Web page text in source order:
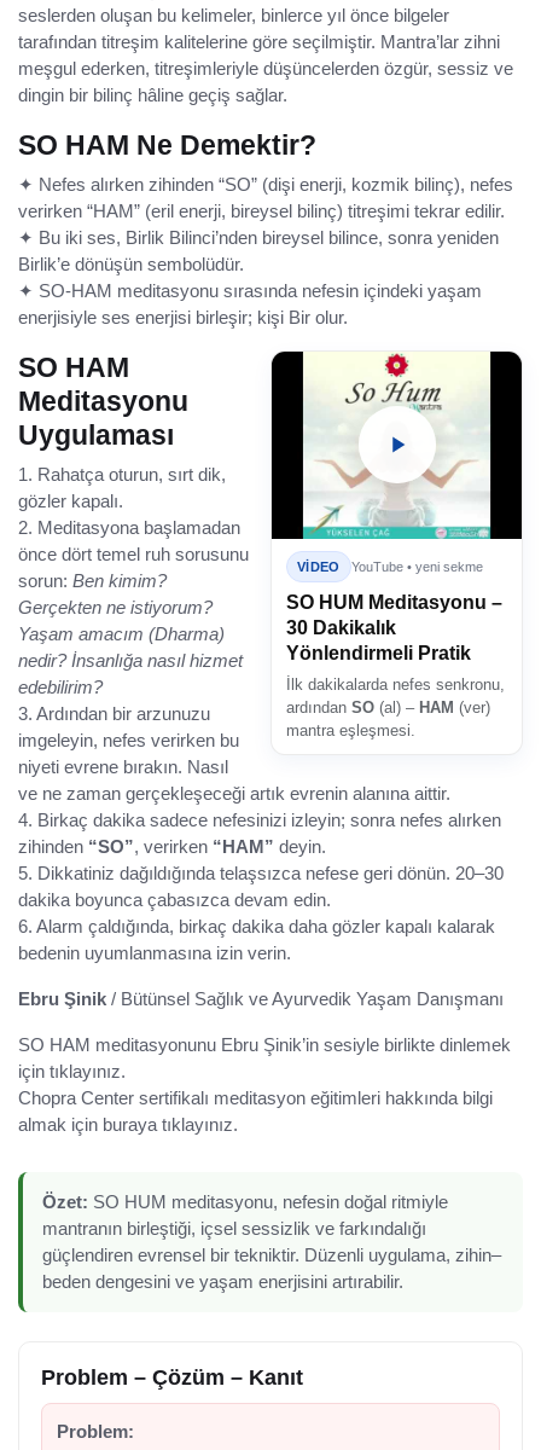
seslerden oluşan bu kelimeler, binlerce yıl önce bilgeler
tarafından titreşim kalitelerine göre seçilmiştir. Mantra’lar zihni
meşgul ederken, titreşimleriyle düşüncelerden özgür, sessiz ve
dingin bir bilinç hâline geçiş sağlar.
SO HAM Ne Demektir?
✦ Nefes alırken zihinden “SO” (dişi enerji, kozmik bilinç), nefes
verirken “HAM” (eril enerji, bireysel bilinç) titreşimi tekrar edilir.
✦ Bu iki ses, Birlik Bilinci’nden bireysel bilince, sonra yeniden
Birlik’e dönüşün sembolüdür.
✦ SO-HAM meditasyonu sırasında nefesin içindeki yaşam
enerjisiyle ses enerjisi birleşir; kişi Bir olur.
VIDEO YouTube • yeni sekme
SO HUM Meditasyonu –
30 Dakikalık
Yönlendirmeli Pratik
İlk dakikalarda nefes senkronu,
ardından SO (al) – HAM (ver)
mantra eşleşmesi.
SO HAM
Meditasyonu
Uygulaması
1. Rahatça oturun, sırt dik,
gözler kapalı.
2. Meditasyona başlamadan
önce dört temel ruh sorusunu
sorun: Ben kimim?
Gerçekten ne istiyorum?
Yaşam amacım (Dharma)
nedir? İnsanlığa nasıl hizmet
edebilirim?
3. Ardından bir arzunuzu
imgeleyin, nefes verirken bu
niyeti evrene bırakın. Nasıl
ve ne zaman gerçekleşeceği artık evrenin alanına aittir.
4. Birkaç dakika sadece nefesinizi izleyin; sonra nefes alırken
zihinden “SO”, verirken “HAM” deyin.
5. Dikkatiniz dağıldığında telaşsızca nefese geri dönün. 20–30
dakika boyunca çabasızca devam edin.
6. Alarm çaldığında, birkaç dakika daha gözler kapalı kalarak
bedenin uyumlanmasına izin verin.
Ebru Şinik / Bütünsel Sağlık ve Ayurvedik Yaşam Danışmanı
SO HAM meditasyonunu Ebru Şinik’in sesiyle birlikte dinlemek
için tıklayınız.
Chopra Center sertifikalı meditasyon eğitimleri hakkında bilgi
almak için buraya tıklayınız.
Özet: SO HUM meditasyonu, nefesin doğal ritmiyle
mantranın birleştiği, içsel sessizlik ve farkındalığı
güçlendiren evrensel bir tekniktir. Düzenli uygulama, zihin–
beden dengesini ve yaşam enerjisini artırabilir.
Problem – Çözüm – Kanıt
Problem: